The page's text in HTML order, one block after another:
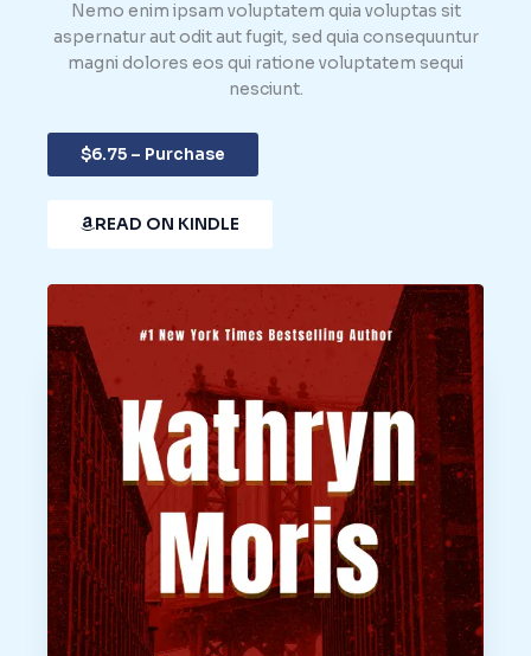
Nemo enim ipsam voluptatem quia voluptas sit
aspernatur aut odit aut fugit, sed quia consequuntur
magni dolores eos qui ratione voluptatem sequi
nesciunt.
$6.75 – Purchase
READ ON KINDLE